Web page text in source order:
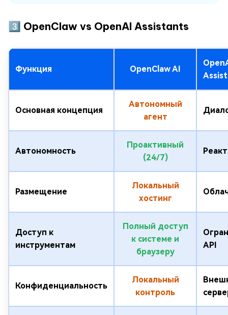
3️⃣ OpenClaw vs OpenAI Assistants
Функция OpenClaw AI
Основная концепция
Автономный
агент
Автономность
Проактивный
(24/7)
Размещение
Локальный
хостинг
Доступ к
инструментам
Полный доступ
к системе и
браузеру
API
Конфиденциальность
Локальный
контроль